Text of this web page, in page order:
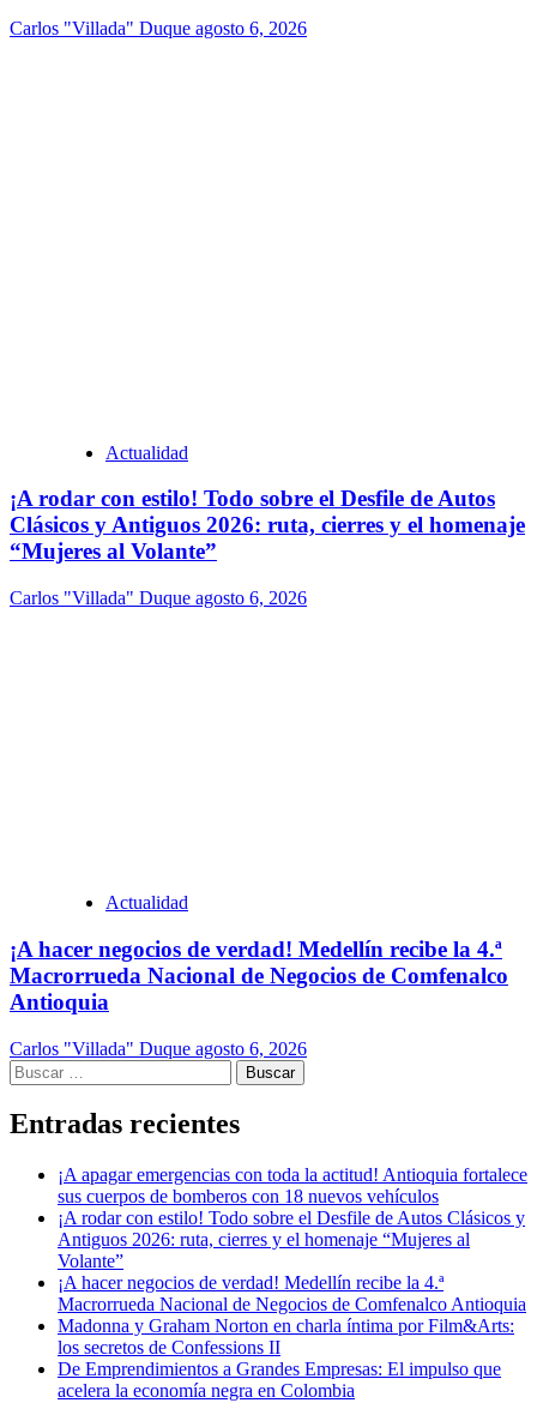
Carlos "Villada" Duque agosto 6, 2026
Actualidad
¡A rodar con estilo! Todo sobre el Desfile de Autos
Clásicos y Antiguos 2026: ruta, cierres y el homenaje
“Mujeres al Volante”
Carlos "Villada" Duque agosto 6, 2026
Actualidad
¡A hacer negocios de verdad! Medellín recibe la 4.ª
Macrorrueda Nacional de Negocios de Comfenalco
Antioquia
Carlos "Villada" Duque agosto 6, 2026
Buscar:
Entradas recientes
¡A apagar emergencias con toda la actitud! Antioquia fortalece
sus cuerpos de bomberos con 18 nuevos vehículos
¡A rodar con estilo! Todo sobre el Desfile de Autos Clásicos y
Antiguos 2026: ruta, cierres y el homenaje “Mujeres al
Volante”
¡A hacer negocios de verdad! Medellín recibe la 4.ª
Macrorrueda Nacional de Negocios de Comfenalco Antioquia
Madonna y Graham Norton en charla íntima por Film&Arts:
los secretos de Confessions II
De Emprendimientos a Grandes Empresas: El impulso que
acelera la economía negra en Colombia